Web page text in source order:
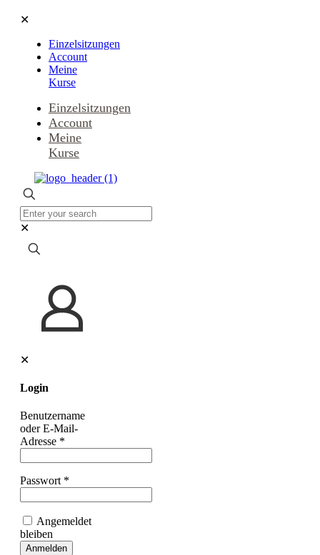
✕
Einzelsitzungen
Account
Meine
Kurse
Einzelsitzungen
Account
Meine
Kurse
✕
✕
Login
Benutzername
oder E-Mail-
Adresse *
Passwort *
Angemeldet
bleiben
Anmelden